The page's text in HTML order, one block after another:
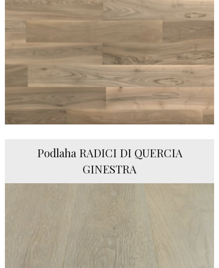
Podlaha RADICI DI QUERCIA
GINESTRA